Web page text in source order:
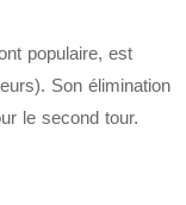
populaire, est
Son élimination
le second tour.